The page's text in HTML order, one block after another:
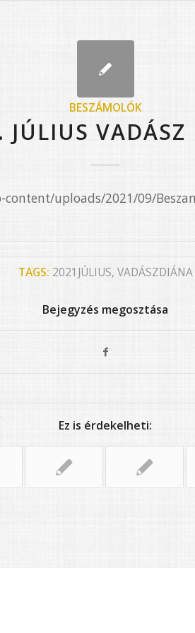
BESZÁMOLÓK
JÚLIUS
uploads/2021/09/
TAGS: 2021JÚLIUS, VADÁSZDIÁNA
Bejegyzés megosztása
Ez is érdekelheti: